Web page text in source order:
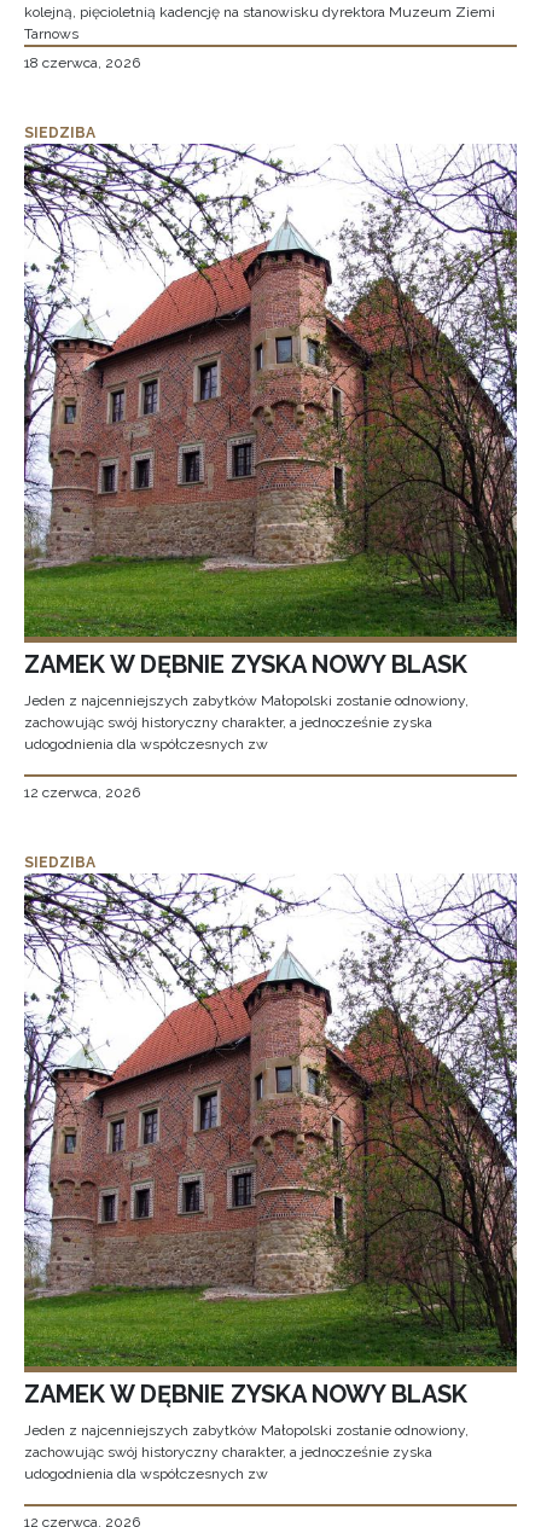
kolejną, pięcioletnią kadencję na stanowisku dyrektora Muzeum Ziemi
Tarnows
18 czerwca, 2026
SIEDZIBA
ZAMEK W DĘBNIE ZYSKA NOWY BLASK
Jeden z najcenniejszych zabytków Małopolski zostanie odnowiony,
zachowując swój historyczny charakter, a jednocześnie zyska
udogodnienia dla współczesnych zw
12 czerwca, 2026
SIEDZIBA
ZAMEK W DĘBNIE ZYSKA NOWY BLASK
Jeden z najcenniejszych zabytków Małopolski zostanie odnowiony,
zachowując swój historyczny charakter, a jednocześnie zyska
udogodnienia dla współczesnych zw
12 czerwca, 2026